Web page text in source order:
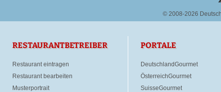
© 2008-2026
RESTAURANTBETREIBER
Restaurant eintragen
Restaurant bearbeiten
Musterportrait
PORTALE
DeutschlandGourmet
ÖsterreichGourmet
SuisseGourmet